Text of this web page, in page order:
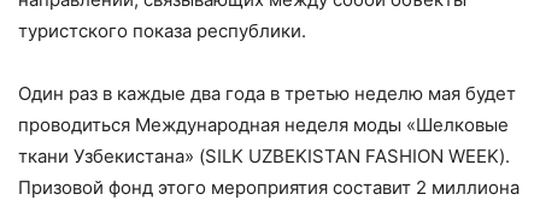
туристского показа республики.
Один раз в каждые два года в третью неделю мая будет
проводиться Международная неделя моды «Шелковые
ткани Узбекистана» (SILK UZBEKISTAN FASHION WEEK).
Призовой фонд этого мероприятия составит 2 миллиона